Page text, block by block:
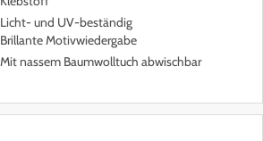
Licht- und UV-beständig
Brillante Motivwiedergabe
Mit nassem Baumwolltuch abwischbar